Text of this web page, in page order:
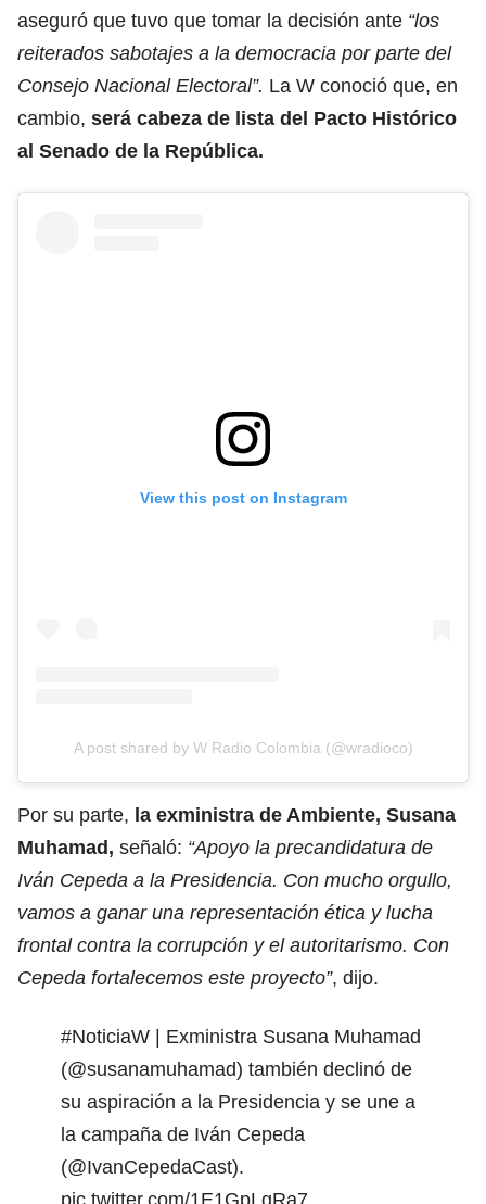
aseguró que tuvo que tomar la decisión ante “los
reiterados sabotajes a la democracia por parte del
Consejo Nacional Electoral”. La W conoció que, en
cambio, será cabeza de lista del Pacto Histórico
al Senado de la República.
View this post on Instagram
A post shared by W Radio Colombia (@wradioco)
Por su parte, la exministra de Ambiente, Susana
Muhamad, señaló: “Apoyo la precandidatura de
Iván Cepeda a la Presidencia. Con mucho orgullo,
vamos a ganar una representación ética y lucha
frontal contra la corrupción y el autoritarismo. Con
Cepeda fortalecemos este proyecto”, dijo.
#NoticiaW | Exministra Susana Muhamad
(@susanamuhamad) también declinó de
su aspiración a la Presidencia y se une a
la campaña de Iván Cepeda
(@IvanCepedaCast).